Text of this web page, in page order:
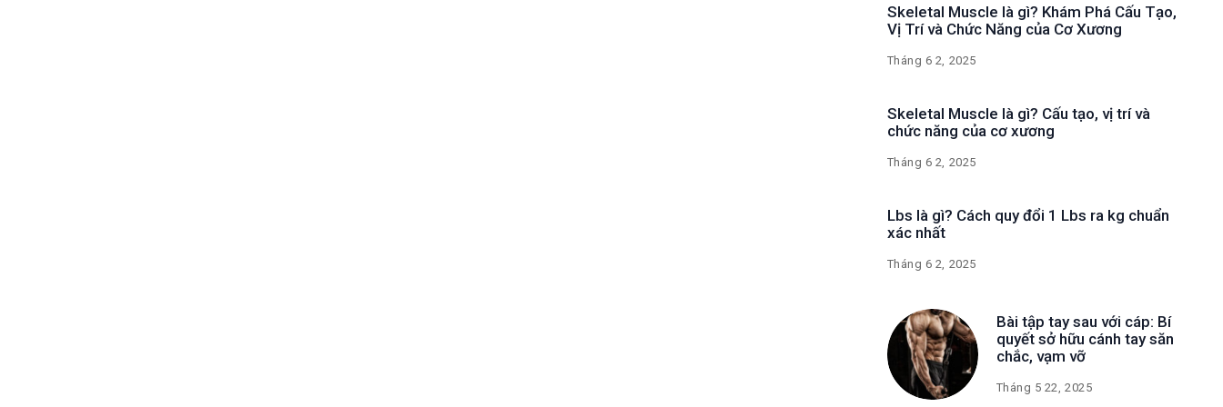
Skeletal Muscle là gì? Khám Phá Cấu Tạo,
Vị Trí và Chức Năng của Cơ Xương
Tháng 6 2, 2025
Skeletal Muscle là gì? Cấu tạo, vị trí và
chức năng của cơ xương
Tháng 6 2, 2025
Lbs là gì? Cách quy đổi 1 Lbs ra kg chuẩn
xác nhất
Tháng 6 2, 2025
Bài tập tay sau với cáp: Bí
quyết sở hữu cánh tay săn
chắc, vạm vỡ
Tháng 5 22, 2025